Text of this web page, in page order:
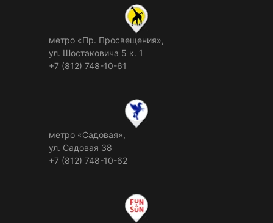
метро «Пр. Просвещения»,
ул. Шостаковича 5 к. 1
+7 (812) 748-10-61
метро «Садовая»,
ул. Садовая 38
+7 (812) 748-10-62